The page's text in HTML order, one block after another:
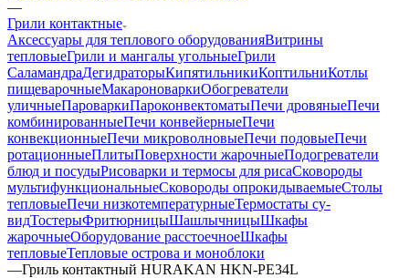
—
Грили контактные
Аксессуары для теплового оборудованияВитрины
тепловыеГрили и мангалы угольныеГрили
СаламандраДегидраторыКипятильникиКоптильниКотлы
пищеварочныеМакароноваркиОбогреватели
уличныеПароваркиПароконвектоматыПечи дровяныеПечи
комбинированныеПечи конвейерныеПечи
конвекционныеПечи микроволновыеПечи подовыеПечи
ротационныеПлитыПоверхности жарочныеПодогреватели
блюд и посудыРисоварки и термосы для рисаСковороды
мультифункциональныеСковороды опрокидываемыеСтолы
тепловыеПечи низкотемпературныеТермостаты су-
видТостерыФритюрницыШашлычницыШкафы
жарочныеОборудование расстоечноеШкафы
тепловыеТепловые острова и моноблоки
—Гриль контактный HURAKAN HKN-PE34L